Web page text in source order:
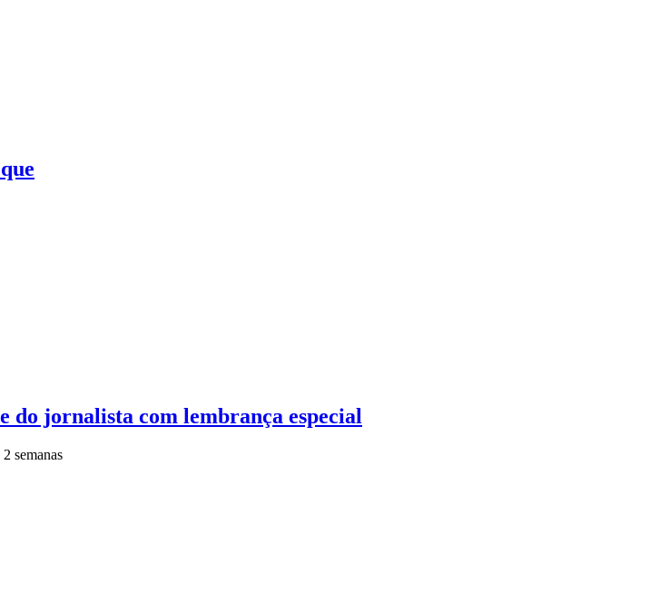
do jornalista com lembrança especial
semanas